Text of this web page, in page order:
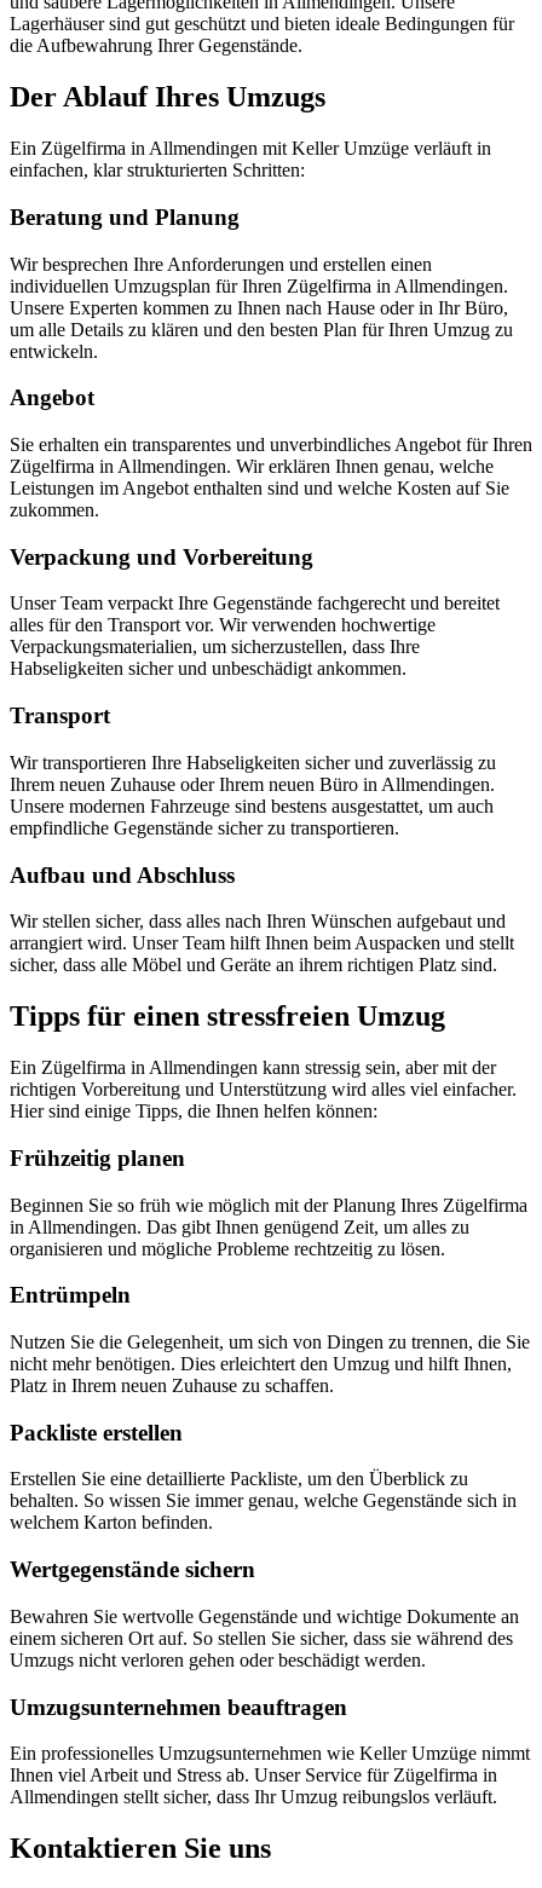
Lagerhäuser sind gut geschützt und bieten ideale Bedingungen für
die Aufbewahrung Ihrer Gegenstände.
Der Ablauf Ihres Umzugs
Ein Zügelfirma in Allmendingen mit Keller Umzüge verläuft in
einfachen, klar strukturierten Schritten:
Beratung und Planung
Wir besprechen Ihre Anforderungen und erstellen einen
individuellen Umzugsplan für Ihren Zügelfirma in Allmendingen.
Unsere Experten kommen zu Ihnen nach Hause oder in Ihr Büro,
um alle Details zu klären und den besten Plan für Ihren Umzug zu
entwickeln.
Angebot
Sie erhalten ein transparentes und unverbindliches Angebot für Ihren
Zügelfirma in Allmendingen. Wir erklären Ihnen genau, welche
Leistungen im Angebot enthalten sind und welche Kosten auf Sie
zukommen.
Verpackung und Vorbereitung
Unser Team verpackt Ihre Gegenstände fachgerecht und bereitet
alles für den Transport vor. Wir verwenden hochwertige
Verpackungsmaterialien, um sicherzustellen, dass Ihre
Habseligkeiten sicher und unbeschädigt ankommen.
Transport
Wir transportieren Ihre Habseligkeiten sicher und zuverlässig zu
Ihrem neuen Zuhause oder Ihrem neuen Büro in Allmendingen.
Unsere modernen Fahrzeuge sind bestens ausgestattet, um auch
empfindliche Gegenstände sicher zu transportieren.
Aufbau und Abschluss
Wir stellen sicher, dass alles nach Ihren Wünschen aufgebaut und
arrangiert wird. Unser Team hilft Ihnen beim Auspacken und stellt
sicher, dass alle Möbel und Geräte an ihrem richtigen Platz sind.
Tipps für einen stressfreien Umzug
Ein Zügelfirma in Allmendingen kann stressig sein, aber mit der
richtigen Vorbereitung und Unterstützung wird alles viel einfacher.
Hier sind einige Tipps, die Ihnen helfen können:
Frühzeitig planen
Beginnen Sie so früh wie möglich mit der Planung Ihres Zügelfirma
in Allmendingen. Das gibt Ihnen genügend Zeit, um alles zu
organisieren und mögliche Probleme rechtzeitig zu lösen.
Entrümpeln
Nutzen Sie die Gelegenheit, um sich von Dingen zu trennen, die Sie
nicht mehr benötigen. Dies erleichtert den Umzug und hilft Ihnen,
Platz in Ihrem neuen Zuhause zu schaffen.
Packliste erstellen
Erstellen Sie eine detaillierte Packliste, um den Überblick zu
behalten. So wissen Sie immer genau, welche Gegenstände sich in
welchem Karton befinden.
Wertgegenstände sichern
Bewahren Sie wertvolle Gegenstände und wichtige Dokumente an
einem sicheren Ort auf. So stellen Sie sicher, dass sie während des
Umzugs nicht verloren gehen oder beschädigt werden.
Umzugsunternehmen beauftragen
Ein professionelles Umzugsunternehmen wie Keller Umzüge nimmt
Ihnen viel Arbeit und Stress ab. Unser Service für Zügelfirma in
Allmendingen stellt sicher, dass Ihr Umzug reibungslos verläuft.
Kontaktieren Sie uns